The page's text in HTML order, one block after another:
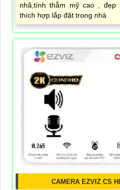
nhã,tính thẫm mỹ cao , đẹp
thích hợp lắp đặt trong nhà
CAMERA EZVIZ CS